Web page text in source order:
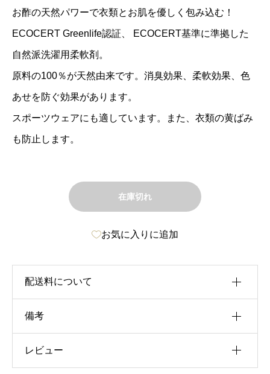
お酢の天然パワーで衣類とお肌を優しく包み込む！
ECOCERT Greenlife認証、 ECOCERT基準に準拠した
自然派洗濯用柔軟剤。
原料の100％が天然由来です。消臭効果、柔軟効果、色
あせを防ぐ効果があります。
スポーツウェアにも適しています。また、衣類の黄ばみ
も防止します。
在庫切れ
お気に入りに追加
配送料について
税込15,000円以上お買い上げのお客様は、配送料
備考
サイズ
20.5 × 7.5 × 7.5 cm
レビュー